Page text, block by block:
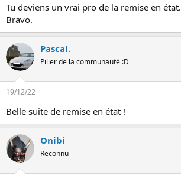
a
d
i
s
c
u
i
o
n
u
Tu deviens un vrai pro de la remise en état.
Bravo.
Pascal.
Pilier de la communauté :D
19/12/22
Belle suite de remise en état !
Onibi
Reconnu